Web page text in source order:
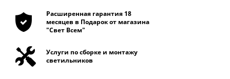
Расширенная гарантия 18
месяцев в Подарок от магазина
"Свет Всем"
Услуги по сборке и монтажу
светильников